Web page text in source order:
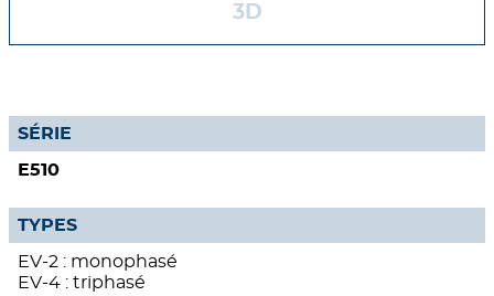
3D
SÉRIE
E510
TYPES
EV-2 : monophasé
EV-4 : triphasé